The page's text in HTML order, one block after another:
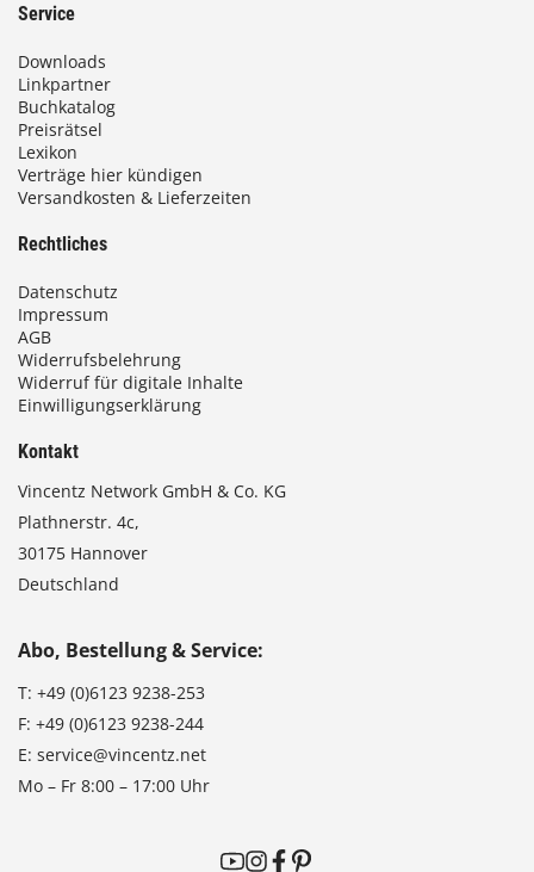
Service
Downloads
Linkpartner
Buchkatalog
Preisrätsel
Lexikon
Verträge hier kündigen
Versandkosten & Lieferzeiten
Rechtliches
Datenschutz
Impressum
AGB
Widerrufsbelehrung
Widerruf für digitale Inhalte
Einwilligungserklärung
Kontakt
Vincentz Network GmbH & Co. KG
Plathnerstr. 4c,
30175 Hannover
Deutschland
Abo, Bestellung & Service:
T: +49 (0)6123 9238-253
F: +49 (0)6123 9238-244
E: service@vincentz.net
Mo – Fr 8:00 – 17:00 Uhr